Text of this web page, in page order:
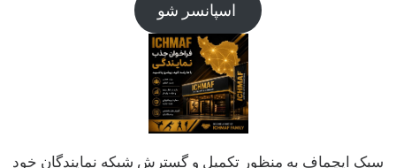
اسپانسر شو
سبک ایچماف به منظور تکمیل و گسترش شبکه نمایندگان خود